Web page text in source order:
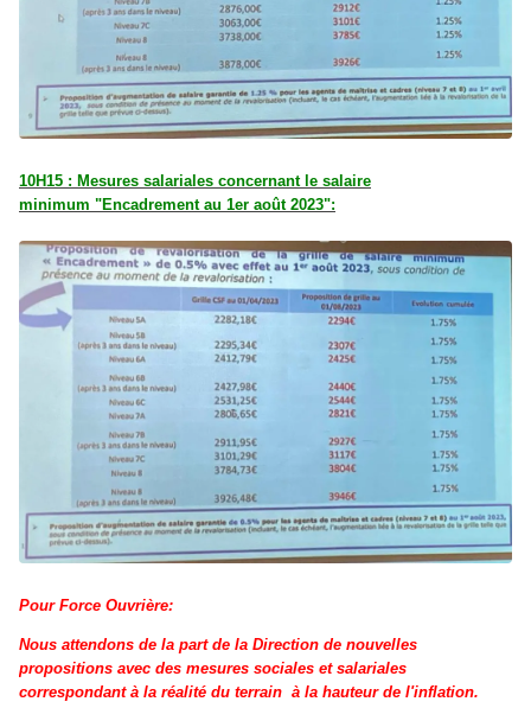
10H15 : Mesures salariales concernant le salaire
minimum "Encadrement au 1er août 2023":
Pour Force Ouvrière:
Nous attendons de la part de la Direction de nouvelles
propositions avec des mesures sociales et salariales
correspondant à la réalité du terrain à la hauteur de l'inflation.